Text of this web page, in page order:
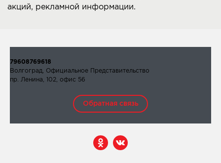
акций, рекламной информации.
79608769618
Волгоград, Официальное Представительство
пр. Ленина, 102, офис 56
Обратная связь